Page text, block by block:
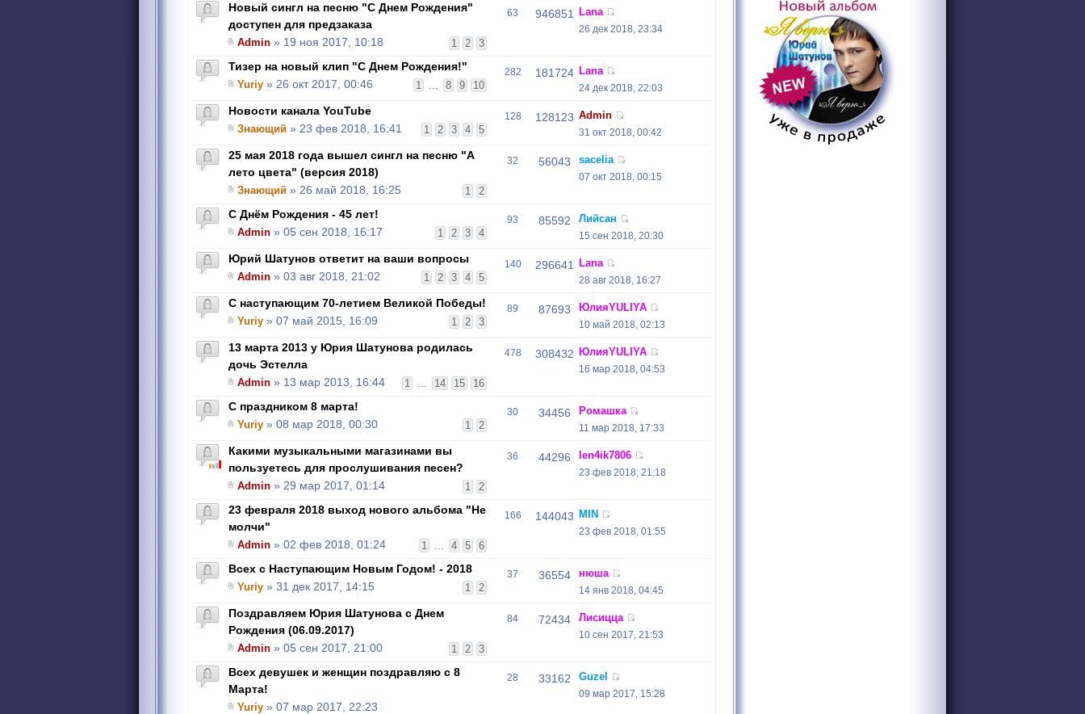
Новый сингл на песню "С Днем Рождения"
доступен для предзаказа
1 2 3
Admin » 19 ноя 2017, 10:18
63 946851 Lana
26 дек 2018, 23:34
Тизер на новый клип "С Днем Рождения!"
1 ... 8 9 10
Yuriy » 26 окт 2017, 00:46
282 181724 Lana
24 дек 2018, 22:03
Новости канала YouTube
1 2 3 4 5
Знающий » 23 фев 2018, 16:41
128 128123 Admin
31 окт 2018, 00:42
25 мая 2018 года вышел сингл на песню "А
лето цвета" (версия 2018)
1 2
Знающий » 26 май 2018, 16:25
32 56043 sacelia
07 окт 2018, 00:15
С Днём Рождения - 45 лет!
1 2 3 4
Admin » 05 сен 2018, 16:17
93 85592 Лийсан
15 сен 2018, 20:30
Юрий Шатунов ответит на ваши вопросы
1 2 3 4 5
Admin » 03 авг 2018, 21:02
140 296641 Lana
28 авг 2018, 16:27
С наступающим 70-летием Великой Победы!
1 2 3
Yuriy » 07 май 2015, 16:09
89 87693 ЮлияYULIYA
10 май 2018, 02:13
13 марта 2013 у Юрия Шатунова родилась
дочь Эстелла
1 ... 14 15 16
Admin » 13 мар 2013, 16:44
478 308432 ЮлияYULIYA
16 мар 2018, 04:53
С праздником 8 марта!
1 2
Yuriy » 08 мар 2018, 00:30
30 34456 Ромашка
11 мар 2018, 17:33
Какими музыкальными магазинами вы
пользуетесь для прослушивания песен?
1 2
Admin » 29 мар 2017, 01:14
36 44296 len4ik7806
23 фев 2018, 21:18
23 февраля 2018 выход нового альбома "Не
молчи"
1 ... 4 5 6
Admin » 02 фев 2018, 01:24
166 144043 MIN
23 фев 2018, 01:55
Всех с Наступающим Новым Годом! - 2018
1 2
Yuriy » 31 дек 2017, 14:15
37 36554 нюша
14 янв 2018, 04:45
Поздравляем Юрия Шатунова с Днем
Рождения (06.09.2017)
1 2 3
Admin » 05 сен 2017, 21:00
84 72434 Лисицца
10 сен 2017, 21:53
Всех девушек и женщин поздравляю с 8
Марта!
Yuriy » 07 мар 2017, 22:23
28 33162 Guzel
09 мар 2017, 15:28